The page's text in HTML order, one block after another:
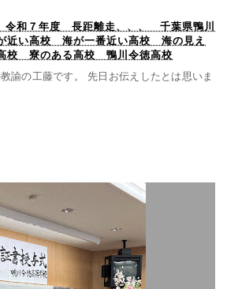
令和７年度 長距離走、、、 千葉県鴨川
い高校 海が一番近い高校 海の見え
校 寮のある高校 鴨川令徳高校
諭の工藤です。 先日お伝えしたとは思いま